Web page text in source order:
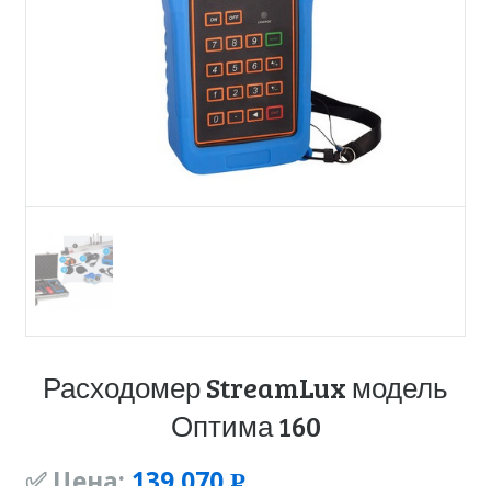
Расходомер StreamLux модель
Оптима 160